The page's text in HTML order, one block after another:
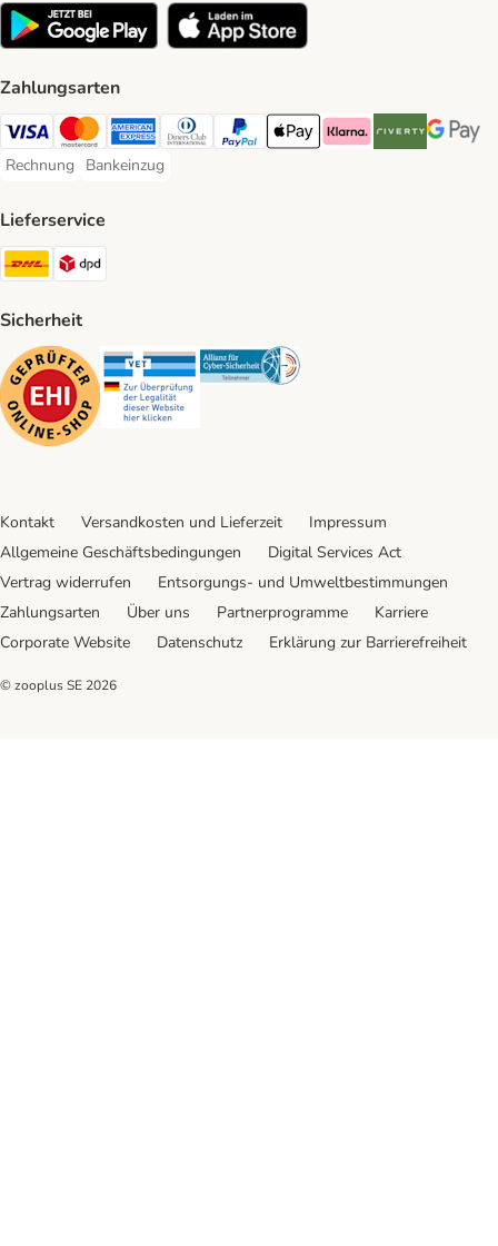
Zahlungsarten
Visa Payment Method
Mastercard Payment Method
American Express Payment Method
Diners Club Payment Method
PayPal Payment Method
Apple Pay Payment Method
Klarna Payment Method
Riverty Payment
Google
Rechnung
Rechnung Payment Method
Bankeinzug
Bankeinzug Payment Method
Lieferservice
DHL Shipping Method
Sicherheit
Security Security Security
Kontakt Versandkosten und Lieferzeit
Impressum
Allgemeine Geschäftsbedingungen
Digital Services Act
Vertrag widerrufen
Entsorgungs- und Umweltbestimmungen
Zahlungsarten
Über uns Partnerprogramme
Karriere
Corporate Website
Datenschutz Erklärung zur Barrierefreiheit
© zooplus SE 2026